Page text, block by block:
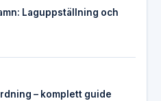
Laguppställning och
– komplett guide